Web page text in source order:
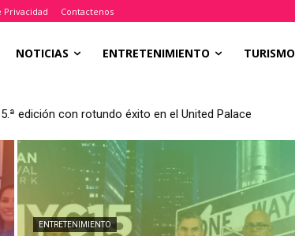
Privacidad Contactenos
NOTICIAS ENTRETENIMIENTO TURISMO
edición con rotundo éxito en el United Palace
ENTRETENIMIENTO